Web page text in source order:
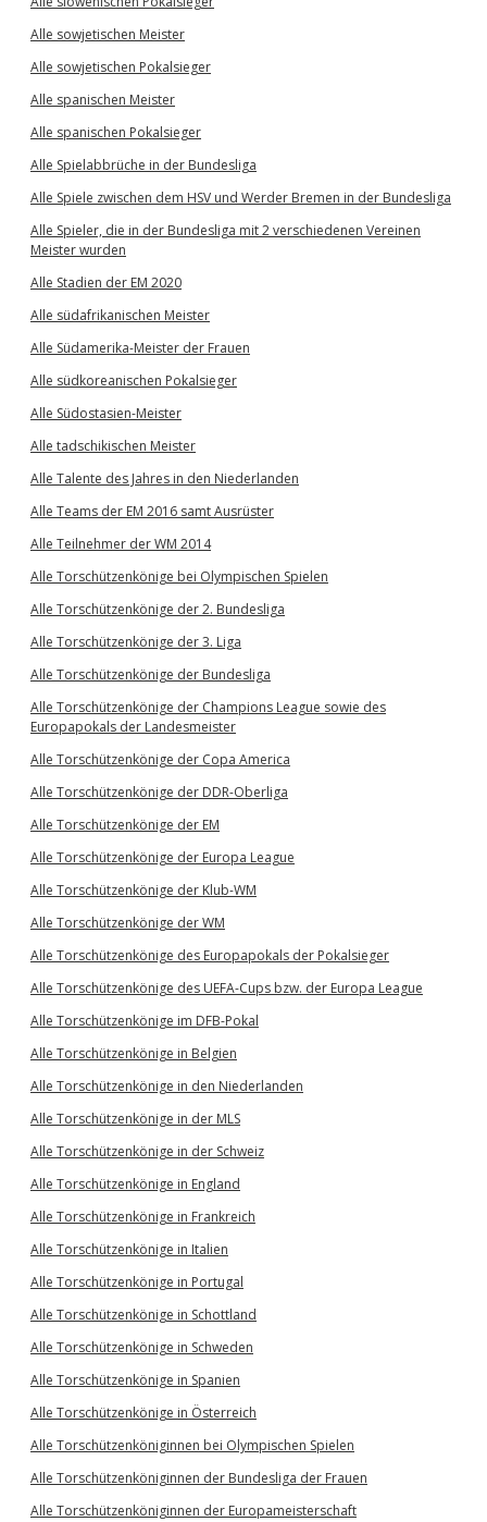
Alle sowjetischen Meister
Alle sowjetischen Pokalsieger
Alle spanischen Meister
Alle spanischen Pokalsieger
Alle Spielabbrüche in der Bundesliga
Alle Spiele zwischen dem HSV und Werder Bremen in der Bundesliga
Alle Spieler, die in der Bundesliga mit 2 verschiedenen Vereinen
Meister wurden
Alle Stadien der EM 2020
Alle südafrikanischen Meister
Alle Südamerika-Meister der Frauen
Alle südkoreanischen Pokalsieger
Alle Südostasien-Meister
Alle tadschikischen Meister
Alle Talente des Jahres in den Niederlanden
Alle Teams der EM 2016 samt Ausrüster
Alle Teilnehmer der WM 2014
Alle Torschützenkönige bei Olympischen Spielen
Alle Torschützenkönige der 2. Bundesliga
Alle Torschützenkönige der 3. Liga
Alle Torschützenkönige der Bundesliga
Alle Torschützenkönige der Champions League sowie des
Europapokals der Landesmeister
Alle Torschützenkönige der Copa America
Alle Torschützenkönige der DDR-Oberliga
Alle Torschützenkönige der EM
Alle Torschützenkönige der Europa League
Alle Torschützenkönige der Klub-WM
Alle Torschützenkönige der WM
Alle Torschützenkönige des Europapokals der Pokalsieger
Alle Torschützenkönige des UEFA-Cups bzw. der Europa League
Alle Torschützenkönige im DFB-Pokal
Alle Torschützenkönige in Belgien
Alle Torschützenkönige in den Niederlanden
Alle Torschützenkönige in der MLS
Alle Torschützenkönige in der Schweiz
Alle Torschützenkönige in England
Alle Torschützenkönige in Frankreich
Alle Torschützenkönige in Italien
Alle Torschützenkönige in Portugal
Alle Torschützenkönige in Schottland
Alle Torschützenkönige in Schweden
Alle Torschützenkönige in Spanien
Alle Torschützenkönige in Österreich
Alle Torschützenköniginnen bei Olympischen Spielen
Alle Torschützenköniginnen der Bundesliga der Frauen
Alle Torschützenköniginnen der Europameisterschaft